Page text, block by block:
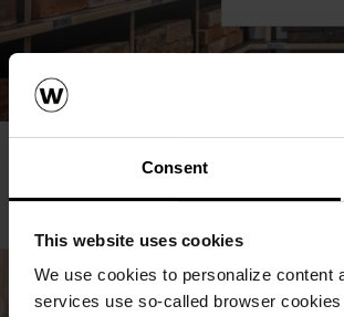
Consent
This website uses cookies
We use cookies to personalize content
services use so-called browser